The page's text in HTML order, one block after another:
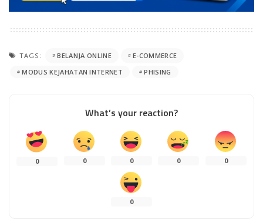
TAGS: BELANJA ONLINE
E-COMMERCE
MODUS KEJAHATAN INTERNET
PHISING
What’s your reaction?
0 0 0 0 0
0